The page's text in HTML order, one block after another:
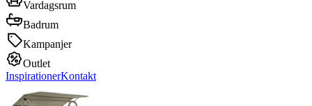
Vardagsrum
Badrum
Kampanjer
Outlet
InspirationerKontakt